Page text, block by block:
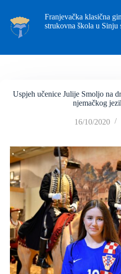
Franjevačka klasična
strukovna škola u Sinju
Uspjeh učenice Julije Smoljo na
njemačkog
16/10/2020